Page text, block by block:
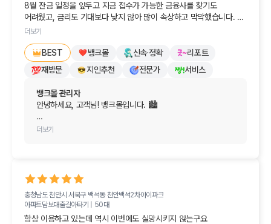
조금이나마 답답함을 해소해 드린 것 같아 저희도 너무나
기쁩니다!
부동산 정책과 대출 조건 때문에 미리 방향을 잡아두는 것은
매우 현명한 선택입니다. 그런 소중한 과정에 뱅크몰이 도움을
드릴 수 있어 참 다행입니다.
앞으로도 실제 매매를 진행하시는 시점까지 궁금하거나 도움이
필요하신 부분이 있다면 언제든 편하게 뱅크몰을 찾아주세요.
끝까지 가장 든든한 길잡이가 되어드리겠습니다.
내년 초 본격적인 계약 일정에 맞춰 다시 방문해 주시면, 그
시점의 가장 유리한 금리와 최적의 조건들을 꼼꼼하게
비교하여 깔끔하게 안내해 드리겠습니다.
내 집 마련을 향해 차근차근 준비하시는 모든 과정이
순조롭기를 바라며, 늘 든든한 금융 길잡이로서 기다리고
있겠습니다.
오늘 하루도 행복하고 기분 좋은 일들만 가득하시길 진심으로
응원합니다. 감사합니다!
8월 잔금 일정을 앞두고 지금 접수가 가능한 금융사를 찾기도
어려웠고, 금리도 기대보다 낮지 않아 많이 속상하고 막막했습니다.
그러다 뱅크몰을 알게 되었고, 덕분에 제 상황에 맞는 방법을 찾아 잔금
감사드립니다.
더보기
BEST 뱅크몰 신속·정확
리포트
재방문
지인추천 전문가 서비스
뱅크몰 관리자
안녕하세요, 고객님! 뱅크몰입니다. 🏙️
가슴 따뜻한 후기를 남겨주셔서 진심으로 감사드립니다!
맞는 해결책을 찾고 무사히 잔금을 치르실 수 있게 되어
저희로서도 정말 다행이고 기쁩니다. 고객님의 간절했던
마음을 알기에 꼭 필요한 도움이 되어 드릴 수 있어 큰 보람을
느낍니다. 🗝️
더보기
충청남도 천안시 서북구 백석동천안백석2차아이파크
아파트담보대출갈아타기 |
50대
항상 이용하고 있는데 역시 이번에도 실망시키지 않는구요